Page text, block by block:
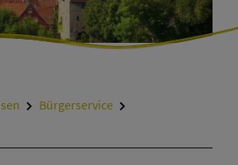
und Aktuelles
Bürgerservice